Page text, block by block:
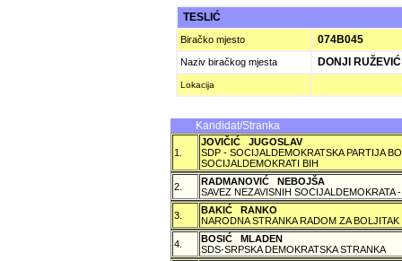
TESLIĆ
Biračko mjesto 074B045
Naziv biračkog mjesta DONJI RUŽEVIĆ
Lokacija
Kandidat/Stranka
1.
JOVIČIĆ JUGOSLAV
SDP - SOCIJALDEMOKRATSKA PARTIJA
SOCIJALDEMOKRATI BIH
2.
RADMANOVIĆ NEBOJŠA
SAVEZ NEZAVISNIH SOCIJALDEMOKRATA
3.
BAKIĆ RANKO
NARODNA STRANKA RADOM ZA BOLJITAK
4.
BOSIĆ MLADEN
SDS-SRPSKA DEMOKRATSKA STRANKA